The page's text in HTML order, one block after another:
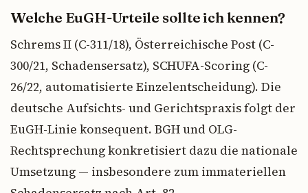
Welche EuGH-Urteile sollte ich kennen?
Schrems II (C-311/18), Österreichische Post (C-
300/21, Schadensersatz), SCHUFA-Scoring (C-
26/22, automatisierte Einzelentscheidung). Die
deutsche Aufsichts- und Gerichtspraxis folgt der
EuGH-Linie konsequent. BGH und OLG-
Rechtsprechung konkretisiert dazu die nationale
Umsetzung — insbesondere zum immateriellen